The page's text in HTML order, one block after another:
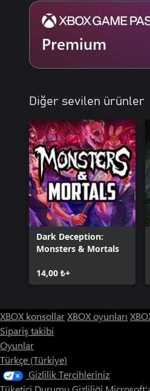
Premium
Diğer sevilen ürünler
Dark Deception:
Monsters & Mortals
14,00 ₺+
XBOX konsollarXBOX oyunları
Sipariş takibi
Oyunlar
Türkçe (Türkiye)
Gizlilik Tercihleriniz